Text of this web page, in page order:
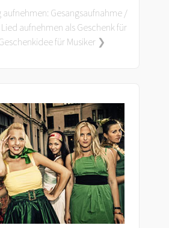
aufnehmen: Gesangsaufnahme /
aufnehmen als Geschenk für
für Musiker ❯